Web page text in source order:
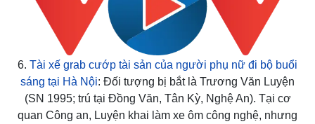
6. Tài xế grab cướp tài sản của người phụ nữ đi bộ buổi
sáng tại Hà Nội: Đối tượng bị bắt là Trương Văn Luyện
(SN 1995; trú tại Đồng Văn, Tân Kỳ, Nghệ An). Tại cơ
quan Công an, Luyện khai làm xe ôm công nghệ, nhưng